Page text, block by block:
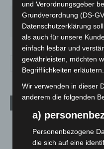
DO.
28°
FR.
25°
Region Hannover: 21
Roten Kreuz
5. August 2026
und Verordnungsgeber
Grundverordnung (DS-
Datenschutzerklärung
als auch für unsere
einfach lesbar und
gewährleisten, möchten
Begrifflichkeiten erläutern.
Wir verwenden in dieser
anderem die folgenden
a)
Personenbezogene
die sich auf eine